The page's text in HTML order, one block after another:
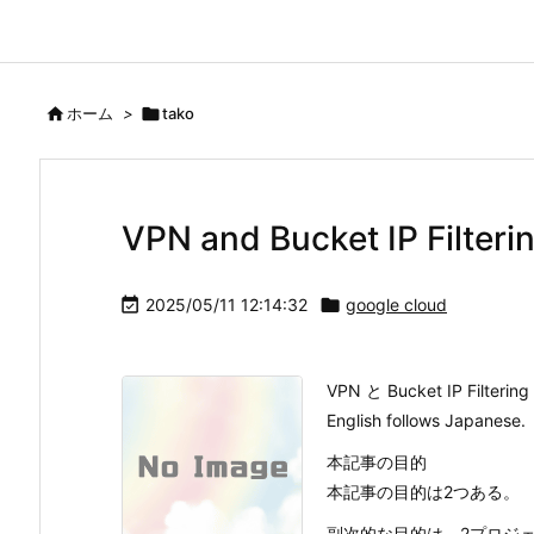
ホーム > tako
VPN and Bucket IP
 2025/05/11 12:14:32  google cloud
VPN と Bucket IP Filtering
English follows Japanese.
本記事の目的
本記事の目的は2つある。